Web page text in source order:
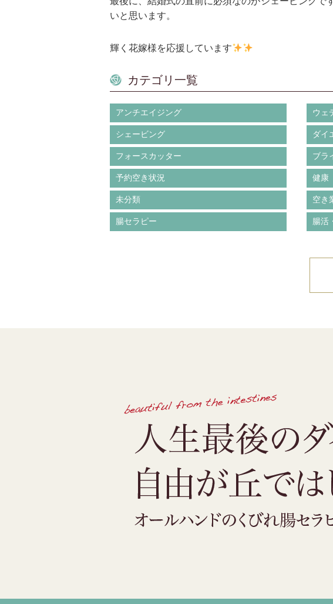
いと思います。
輝く花嫁様を応援しています
カテゴリ一覧
アンチエイジング ウェ
シェービング ダイ
フォースカッター ブラ
予約空き状況 健康
未分類 空き
腸セラピー 腸活